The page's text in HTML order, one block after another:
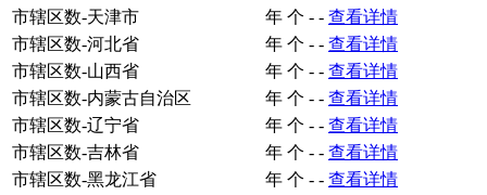
市辖区数-天津市
年 个 - - 查看详情
市辖区数-河北省
年 个 - - 查看详情
市辖区数-山西省
年 个 - - 查看详情
市辖区数-内蒙古自治区
年 个 - - 查看详情
市辖区数-辽宁省
年 个 - - 查看详情
市辖区数-吉林省
年 个 - - 查看详情
市辖区数-黑龙江省
年 个 - - 查看详情